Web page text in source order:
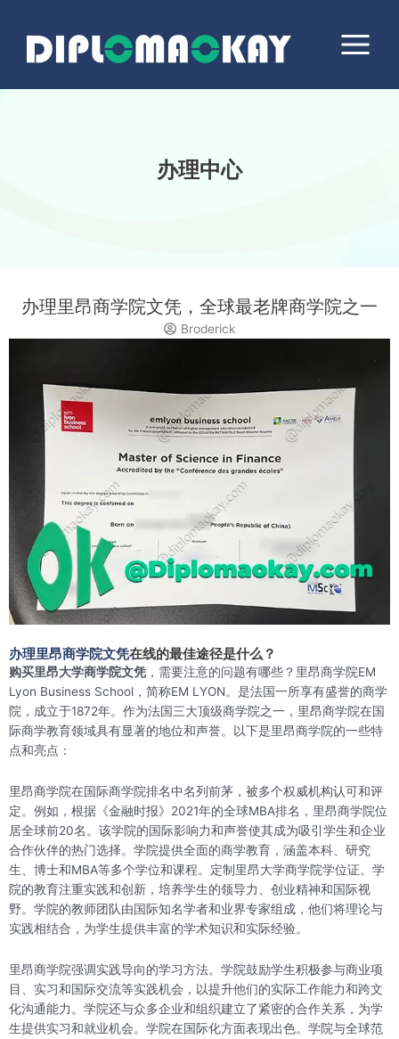
Menu
办理中心
办理里昂商学院文凭，全球最老牌商学院之一
Broderick
办理里昂商学院文凭在线的最佳途径是什么？
购买里昂大学商学院文凭 ，需要注意的问题有哪些？里昂商学院EM
Lyon Business School，简称EM LYON。是法国一所享有盛誉的商学
院，成立于1872年。作为法国三大顶级商学院之一，里昂商学院在国
际商学教育领域具有显著的地位和声誉。以下是里昂商学院的一些特
点和亮点：
里昂商学院在国际商学院排名中名列前茅，被多个权威机构认可和评
定。例如，根据《金融时报》2021年的全球MBA排名，里昂商学院位
居全球前20名。该学院的国际影响力和声誉使其成为吸引学生和企业
合作伙伴的热门选择。学院提供全面的商学教育，涵盖本科、研究
生、博士和MBA等多个学位和课程。定制里昂大学商学院学位证。学
院的教育注重实践和创新，培养学生的领导力、创业精神和国际视
野。学院的教师团队由国际知名学者和业界专家组成，他们将理论与
实践相结合，为学生提供丰富的学术知识和实际经验。
里昂商学院强调实践导向的学习方法。学院鼓励学生积极参与商业项
目、实习和国际交流等实践机会，以提升他们的实际工作能力和跨文
化沟通能力。学院还与众多企业和组织建立了紧密的合作关系，为学
生提供实习和就业机会。学院在国际化方面表现出色。学院与全球范